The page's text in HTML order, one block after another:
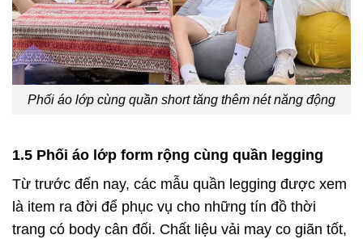
Phối áo lớp cùng quần short tăng thêm nét năng động
1.5 Phối áo lớp form rộng cùng quần legging
Từ trước đến nay, các mẫu quần legging được xem
là item ra đời để phục vụ cho những tín đồ thời
trang có body cân đối. Chất liệu vải may co giãn tốt,